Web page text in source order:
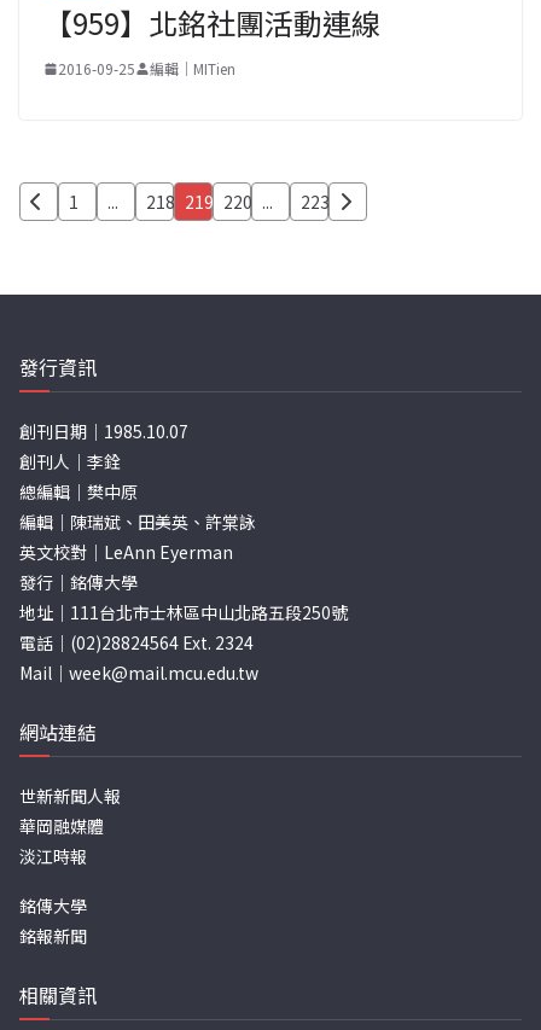
【959】北銘社團活動連線
2016-09-25 編輯｜MITien
文
分
頁
1 ... 218 219 220 ... 223
發行資訊
創刊日期｜1985.10.07
創刊人｜李銓
總編輯｜樊中原
編輯｜陳瑞斌、田美英、許棠詠
英文校對｜LeAnn Eyerman
發行｜銘傳大學
地址｜111台北市士林區中山北路五段250號
電話｜(02)28824564 Ext. 2324
Mail｜ week@mail.mcu.edu.tw
網站連結
世新新聞人報
華岡融媒體
淡江時報
銘傳大學
銘報新聞
相關資訊